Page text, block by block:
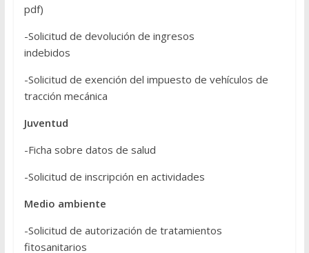
pdf)
-Solicitud de devolución de ingresos
indebidos
-Solicitud de exención del impuesto de vehículos de
tracción mecánica
Juventud
-Ficha sobre datos de salud
-Solicitud de inscripción en actividades
Medio ambiente
-Solicitud de autorización de tratamientos
fitosanitarios